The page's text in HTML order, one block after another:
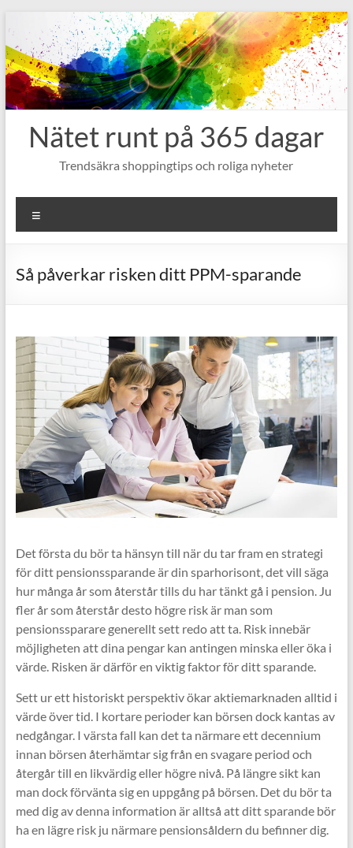
till
innehåll
Nätet runt på 365 dagar
Trendsäkra shoppingtips och roliga nyheter
Så påverkar risken ditt PPM-sparande
Det första du bör ta hänsyn till när du tar fram en strategi
för ditt pensionssparande är din sparhorisont, det vill säga
hur många år som återstår tills du har tänkt gå i pension. Ju
fler år som återstår desto högre risk är man som
pensionssparare generellt sett redo att ta. Risk innebär
möjligheten att dina pengar kan antingen minska eller öka i
värde. Risken är därför en viktig faktor för ditt sparande.
Sett ur ett historiskt perspektiv ökar aktiemarknaden alltid i
värde över tid. I kortare perioder kan börsen dock kantas av
nedgångar. I värsta fall kan det ta närmare ett decennium
innan börsen återhämtar sig från en svagare period och
återgår till en likvärdig eller högre nivå. På längre sikt kan
man dock förvänta sig en uppgång på börsen. Det du bör ta
med dig av denna information är alltså att ditt sparande bör
ha en lägre risk ju närmare pensionsåldern du befinner dig.